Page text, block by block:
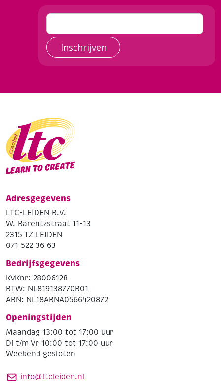
Inschrijven
Adresgegevens
LTC-LEIDEN B.V.
W. Barentzstraat 11-13
2315 TZ LEIDEN
071 522 36 63
Bedrijfsgegevens
KvKnr: 28006128
BTW: NL819138770B01
ABN: NL18ABNA0566420872
Openingstijden
Maandag 13:00 tot 17:00 uur
Di t/m Vr 10:00 tot 17:00 uur
Weekend gesloten
info@ltcleiden.nl